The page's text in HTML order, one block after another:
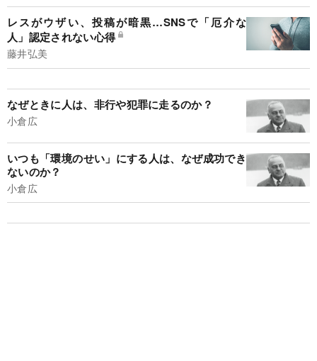
レスがウザい、投稿が暗黒…SNSで「厄介な
人」認定されない心得
藤井弘美
なぜときに人は、非行や犯罪に走るのか？
小倉広
いつも「環境のせい」にする人は、なぜ成功でき
ないのか？
小倉広